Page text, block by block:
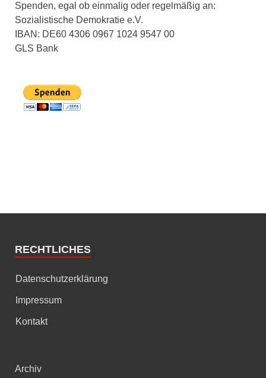
Spenden, egal ob einmalig oder regelmäßig an:
Sozialistische Demokratie e.V.
IBAN: DE60 4306 0967 1024 9547 00
GLS Bank
RECHTLICHES
Datenschutzerklärung
Impressum
Kontakt
Archiv